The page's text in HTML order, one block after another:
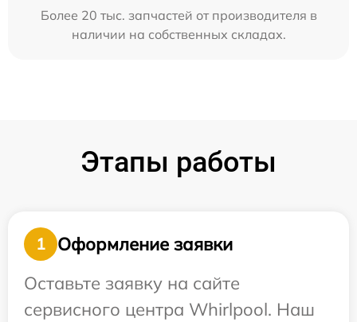
Более 20 тыс. запчастей от производителя в
наличии на собственных складах.
Этапы работы
1
Оформление заявки
Оставьте заявку на сайте
сервисного центра Whirlpool. Наш